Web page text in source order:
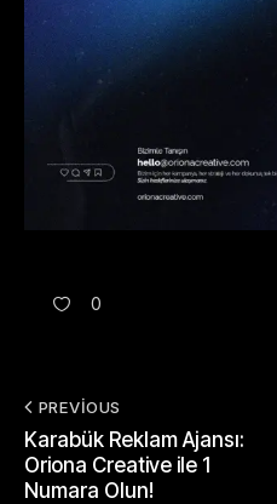
0
PREVIOUS
Karabük Reklam Ajansı:
Oriona Creative ile 1
Numara Olun!